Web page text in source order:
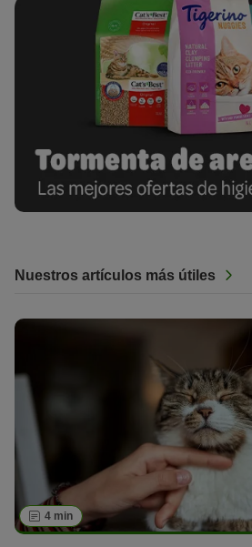
Nuestros artículos más útiles
4 min